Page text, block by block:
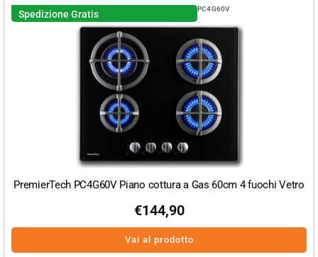
Spedizione Gratis PC4G60V
PremierTech PC4G60V Piano cottura a Gas 60cm 4 fuochi Vetro
€144,90
Vai al prodotto